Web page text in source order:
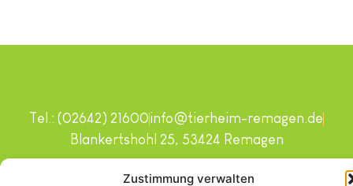
Zustimmung verwalten
Copyright © 2024. Alle Rechte vorbehalten.
Tel.: (02642) 21600info@tierheim-remagen.de
Blankertshohl 25, 53424 Remagen